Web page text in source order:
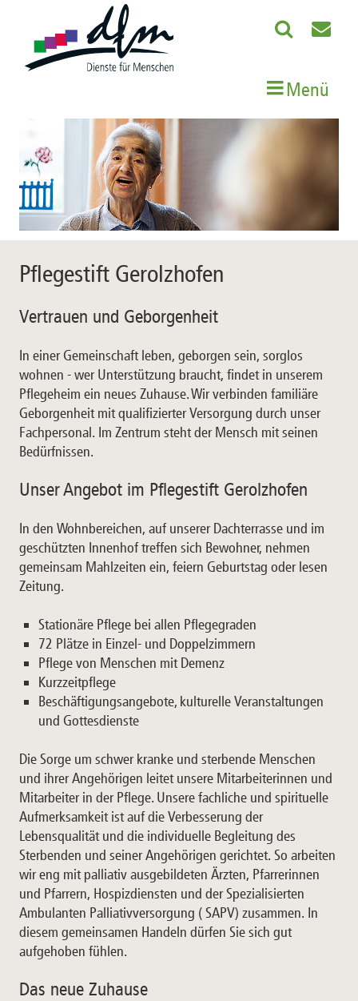
Menü
Pflegestift Gerolzhofen
Vertrauen und Geborgenheit
In einer Gemeinschaft leben, geborgen sein, sorglos
wohnen - wer Unterstützung braucht, findet in unserem
Pflegeheim ein neues Zuhause. Wir verbinden familiäre
Geborgenheit mit qualifizierter Versorgung durch unser
Fachpersonal. Im Zentrum steht der Mensch mit seinen
Bedürfnissen.
Unser Angebot im Pflegestift Gerolzhofen
In den Wohnbereichen, auf unserer Dachterrasse und im
geschützten Innenhof treffen sich Bewohner, nehmen
gemeinsam Mahlzeiten ein, feiern Geburtstag oder lesen
Zeitung.
Stationäre Pflege bei allen Pflegegraden
72 Plätze in Einzel- und Doppelzimmern
Pflege von Menschen mit Demenz
Kurzzeitpflege
Beschäftigungsangebote, kulturelle Veranstaltungen
und Gottesdienste
Die Sorge um schwer kranke und sterbende Menschen
und ihrer Angehörigen leitet unsere Mitarbeiterinnen und
Mitarbeiter in der Pflege. Unsere fachliche und spirituelle
Aufmerksamkeit ist auf die Verbesserung der
Lebensqualität und die individuelle Begleitung des
Sterbenden und seiner Angehörigen gerichtet. So arbeiten
wir eng mit palliativ ausgebildeten Ärzten, Pfarrerinnen
und Pfarrern, Hospizdiensten und der Spezialisierten
Ambulanten Palliativversorgung ( SAPV) zusammen. In
diesem gemeinsamen Handeln dürfen Sie sich gut
aufgehoben fühlen.
Das neue Zuhause